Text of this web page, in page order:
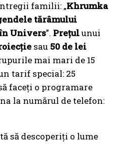
familii: „Khrumka
tărâmului
Univers”. Prețulunui
sau 50 de lei
mai mari de 15
tarif special: 25
faceți o programare
la numărul de telefon:
să descoperiți o lume